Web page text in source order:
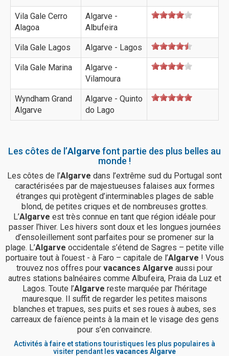
Vila Gale Cerro
Alagoa
Algarve -
Albufeira
Vila Gale Lagos Algarve - Lagos
Vila Gale Marina
Algarve -
Vilamoura
Wyndham Grand
Algarve
Algarve - Quinto
do Lago
Les côtes de l’Algarvefont partie des plus belles au
monde !
Les côtes de l’Algarve dans l’extrême sud du Portugal sont
caractérisées par de majestueuses falaises aux formes
étranges qui protègent d’interminables plages de sable
blond, de petites criques et de nombreuses grottes.
L’Algarve est très connue en tant que région idéale pour
passer l’hiver. Les hivers sont doux et les longues journées
d’ensoleillement sont parfaites pour se promener sur la
plage. L’Algarve occidentale s’étend de Sagres – petite ville
portuaire tout à l’ouest - à Faro – capitale de l’Algarve ! Vous
trouvez nos offres pour vacances Algarve aussi pour
autres stations balnéaires comme Albufeira, Praia da Luz et
Lagos. Toute l’Algarve reste marquée par l’héritage
mauresque. Il suffit de regarder les petites maisons
blanches et trapues, ses puits et ses roues à aubes, ses
carreaux de faïence peints à la main et le visage des gens
pour s’en convaincre.
Activités à faire et stations touristiques les plus populaires à
visiter pendant les vacances Algarve